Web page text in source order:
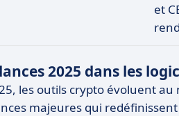
et
2025 dans les
les outils crypto évoluent
majeures qui